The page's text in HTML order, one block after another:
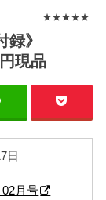
★★★★★
》
現品
日
月号